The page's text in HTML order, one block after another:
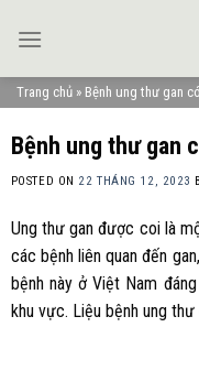
Trang chủ » Bệnh ung thư gan
Bệnh ung thư gan
POSTED ON 22 THÁNG 12, 2023
Ung thư gan được coi là
các bệnh liên quan đến
bệnh này ở Việt Nam
khu vực. Liệu bệnh ung